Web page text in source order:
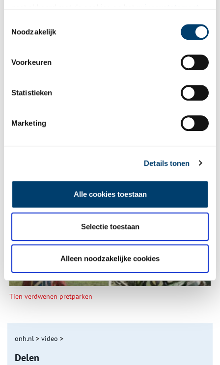
Noodzakelijk
Voorkeuren
Statistieken
Marketing
Details tonen
Alle cookies toestaan
Selectie toestaan
Alleen noodzakelijke cookies
Wist je dat… de oudste afgebeelde Hollanders in deze kerk
begraven liggen?
Een jaar rond in de Eendenkooi ’t Zand
Tien verdwenen pretparken
onh.nl > video >
Delen